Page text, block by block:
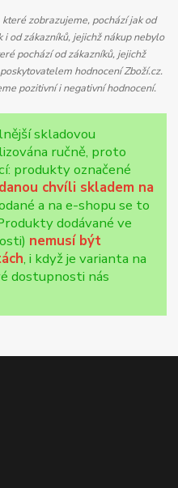
zobrazujeme, pochází jak od
od zákazníků, jejichž nákup nebylo
pochází od zákazníků, jejichž
hodnocení Zboží.cz.
pozitivní i negativní hodnocení.
skladovou
ručně, proto
produkty označené
chvíli skladem na
a na e-shopu se to
dodávané ve
nemusí být
, i když je varianta na
dostupnosti nás